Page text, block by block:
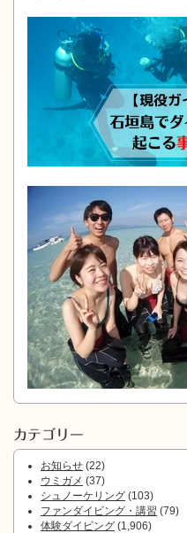
カテゴリー
お知らせ (22)
ウミガメ (37)
シュノーケリング (103)
ファンダイビング・講習 (79)
体験ダイビング (1,906)